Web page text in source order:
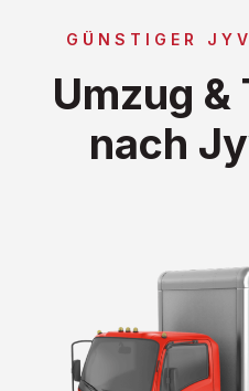
GÜNSTIGER
Umzug
nach